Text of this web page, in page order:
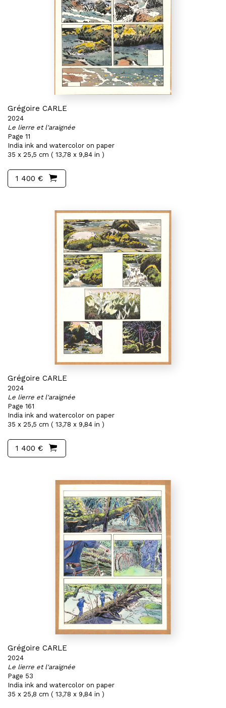
Grégoire CARLE
2024
Le lierre et l'araignée
Page 11
India ink and watercolor on paper
35 x 25,5 cm ( 13,78 x 9,84 in )
1 400 €
Grégoire CARLE
2024
Le lierre et l'araignée
Page 161
India ink and watercolor on paper
35 x 25,5 cm ( 13,78 x 9,84 in )
1 400 €
Grégoire CARLE
2024
Le lierre et l'araignée
Page 53
India ink and watercolor on paper
35 x 25,8 cm ( 13,78 x 9,84 in )